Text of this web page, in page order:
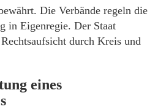
Die Verbände regeln die
in Eigenregie. Der Staat
durch Kreis und
eines